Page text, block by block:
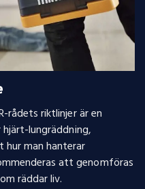
rådets riktlinjer är en
lungräddning,
hur man hanterar
att genomföras
räddar liv.